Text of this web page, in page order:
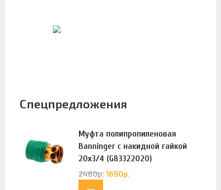
Спецпредложения
Муфта полипропиленовая
Banninger с накидной гайкой
20х3/4 (G83322020)
2480р. 1690р.